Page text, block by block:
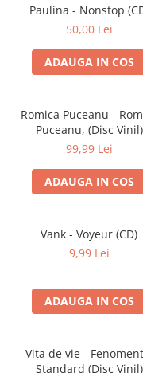
Viniluri Românești
Colecția Electrecord
Paulina - Nonstop
50,00 Lei
ADAUGA IN COS
Romica Puceanu -
Puceanu, (Disc Vinil)
99,99 Lei
ADAUGA IN COS
Vank - Voyeur (CD)
9,99 Lei
ADAUGA IN COS
Vița de vie -
Standard (Disc Vinil)